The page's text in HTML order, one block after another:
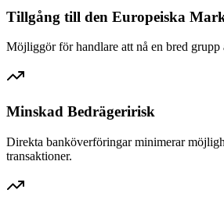
Tillgång till den Europeiska
Möjliggör för handlare att nå en bred grupp
Minskad Bedrägeririsk
Direkta banköverföringar minimerar
transaktioner.